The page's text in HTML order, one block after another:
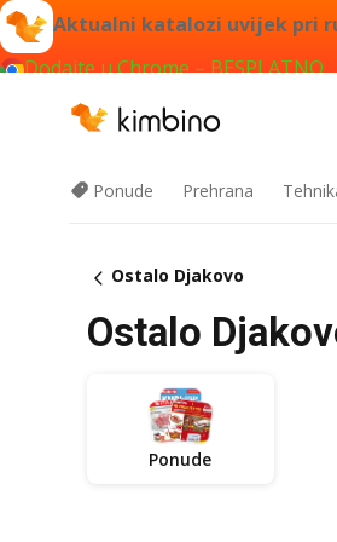
Aktualni katalozi uvijek pri
Dodajte u Chrome – BESPLATNO
Ponude Prehrana
Ostalo Djakovo
Ostalo
Ponude